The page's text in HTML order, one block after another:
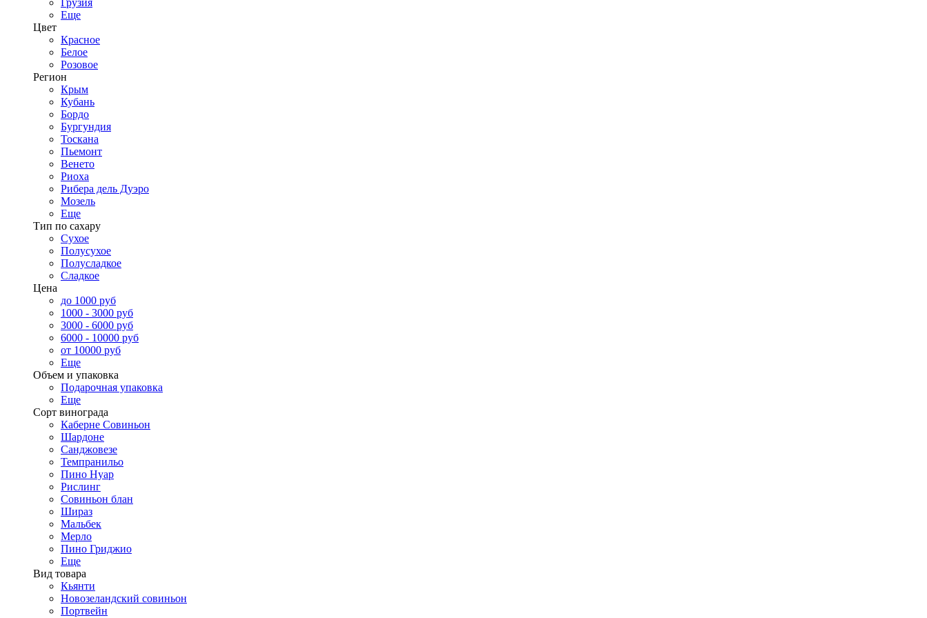
Грузия
Еще
Цвет
Красное
Белое
Розовое
Регион
Крым
Кубань
Бордо
Бургундия
Тоскана
Пьемонт
Венето
Риоха
Рибера дель Дуэро
Мозель
Еще
Тип по сахару
Сухое
Полусухое
Полусладкое
Сладкое
Цена
до 1000 руб
1000 - 3000 руб
3000 - 6000 руб
6000 - 10000 руб
от 10000 руб
Еще
Объем и упаковка
Подарочная упаковка
Еще
Сорт винограда
Каберне Совиньон
Шардоне
Санджовезе
Темпранильо
Пино Нуар
Рислинг
Совиньон блан
Шираз
Мальбек
Мерло
Пино Гриджио
Еще
Вид товара
Кьянти
Новозеландский совиньон
Портвейн